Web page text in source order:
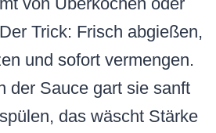
Trick: Frisch abgießen,
und sofort vermengen.
der Sauce gart sie sanft
das wäscht Stärke